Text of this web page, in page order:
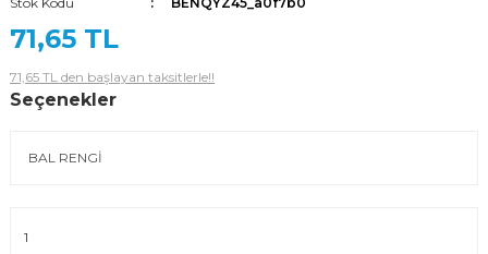
71,65 TL
71,65 TL den başlayan taksitlerle!!
Seçenekler